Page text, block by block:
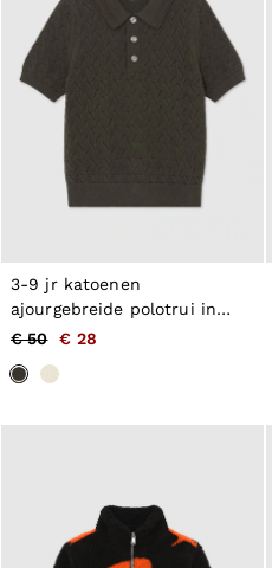
3-9 jr katoenen
ajourgebreide polotrui in
donker saliegroen
€ 50 € 28